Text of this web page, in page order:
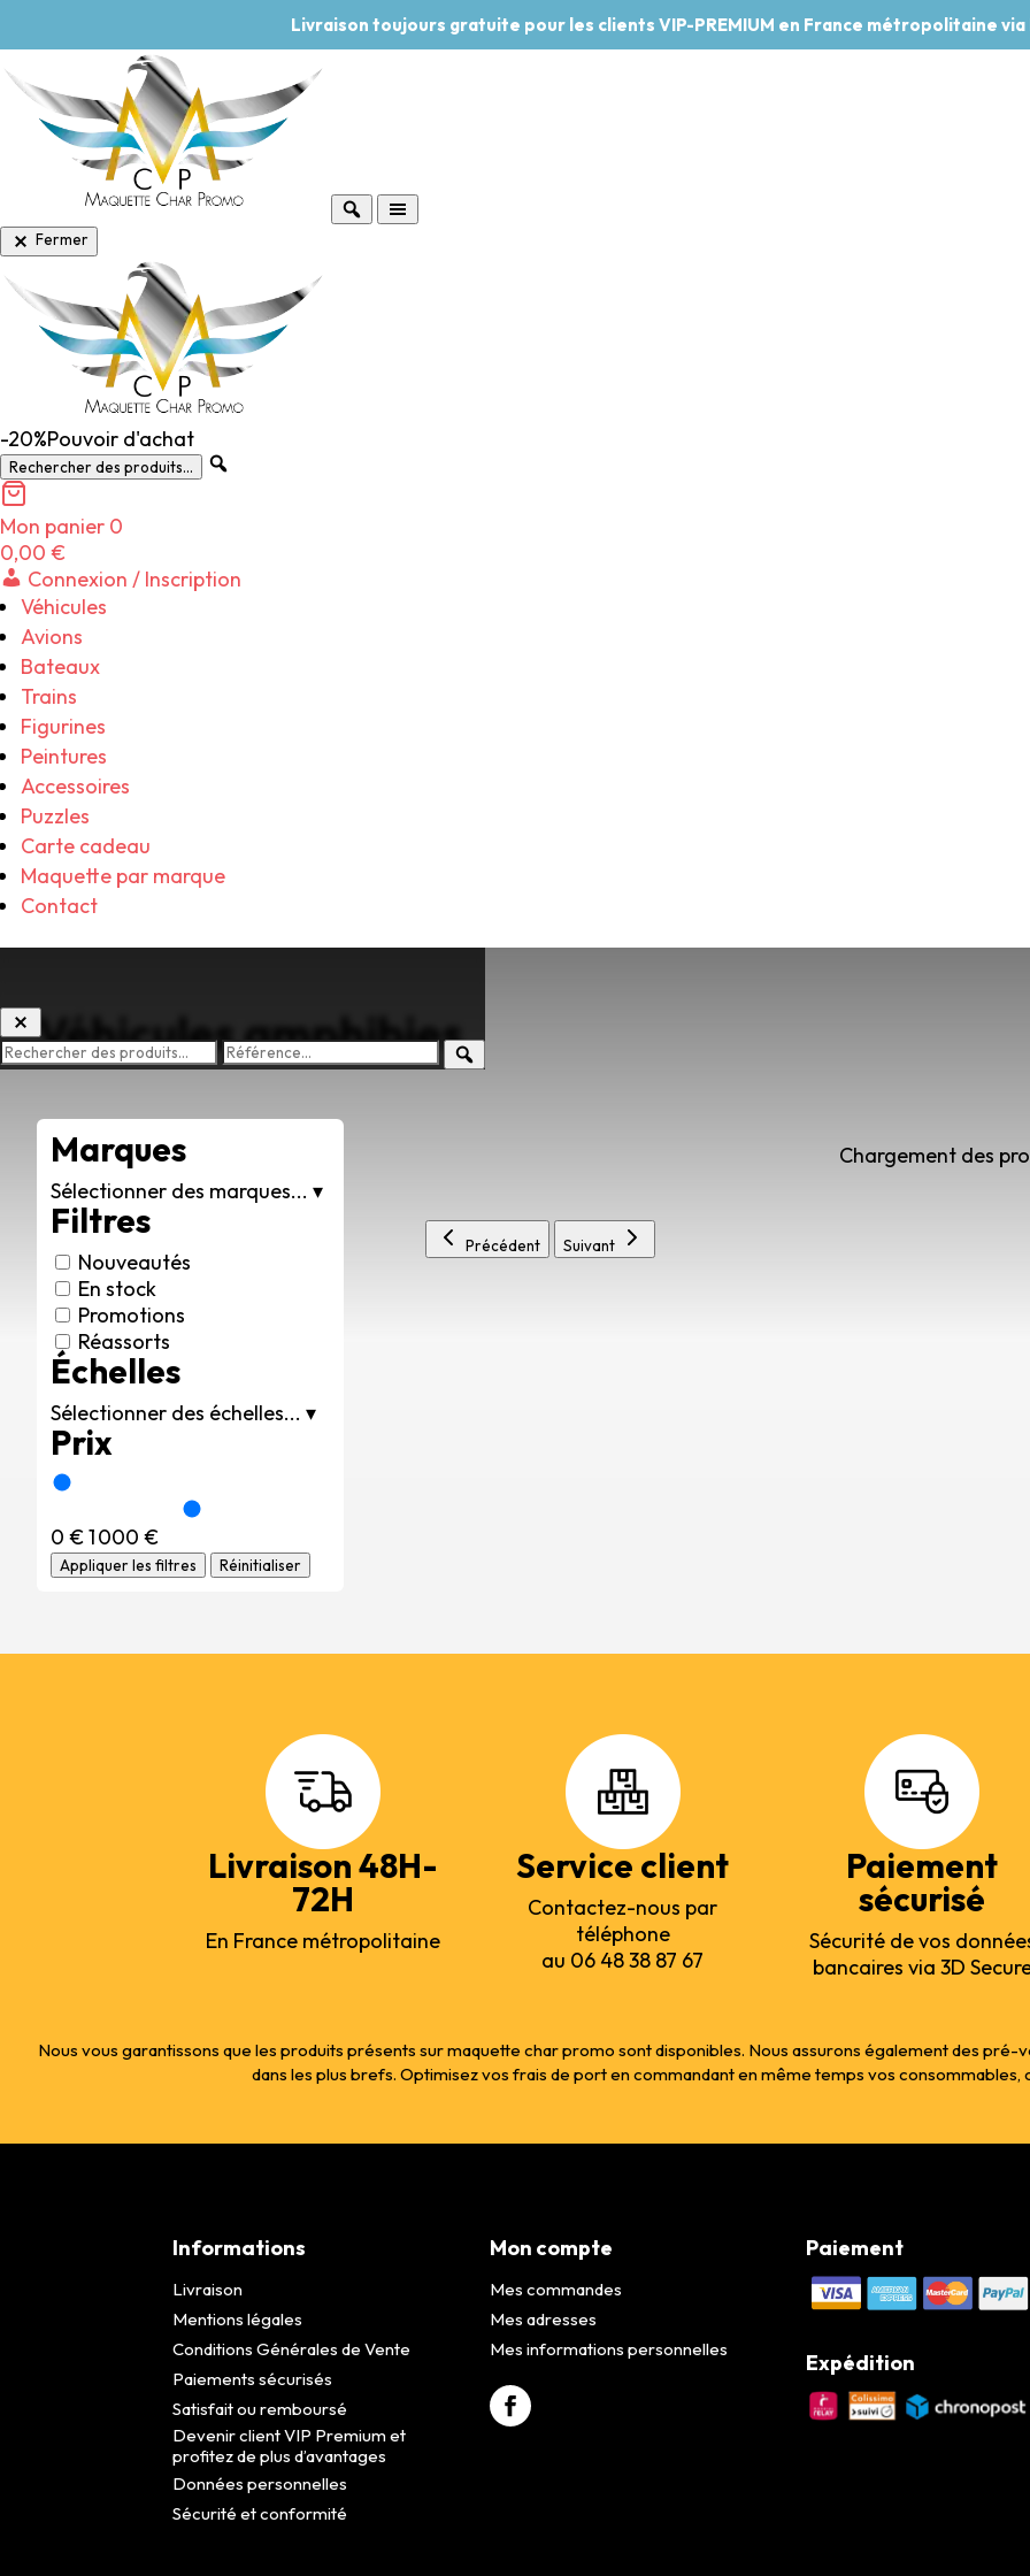
Livraison toujours gratuite pour les clients VIP-PREMIUM en France métropolitaine via
Fermer
-20%Pouvoir d'achat
Rechercher des produits...
Mon panier 0
0,00 €
Connexion / Inscription
Véhicules
Avions
Bateaux
Trains
Figurines
Peintures
Accessoires
Puzzles
Carte cadeau
Maquette par marque
Contact
Véhicules amphibies
Marques
Sélectionner des marques... ▾
Filtres
Nouveautés
En stock
Promotions
Réassorts
Échelles
Sélectionner des échelles... ▾
Prix
0 €1 000 €
Appliquer les filtres Réinitialiser
Chargement des
Précédent Suivant
Livraison 48H-
72H
En France métropolitaine
Service client
Contactez-nous par
téléphone
au 06 48 38 87 67
Paiement
sécurisé
Sécurité de vos
bancaires via 3D
Nous vous garantissons que les produits présents sur maquette char promo sont disponibles. Nous assurons également des
dans les plus brefs. Optimisez vos frais de port en commandant en même temps vos consommables,
Informations
Livraison
Mentions légales
Conditions Générales de Vente
Paiements sécurisés
Satisfait ou remboursé
Devenir client VIP Premium et
profitez de plus d’avantages
Données personnelles
Sécurité et conformité
Mon compte
Mes commandes
Mes adresses
Mes informations personnelles
Paiement
Expédition